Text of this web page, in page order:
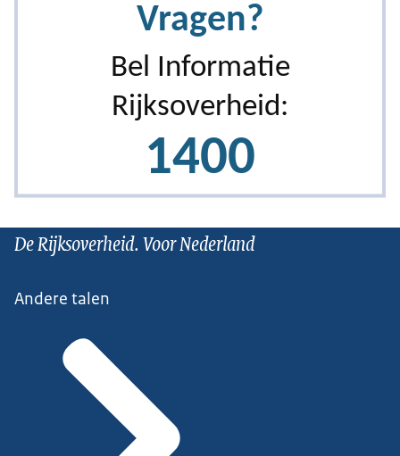
De Rijksoverheid. Voor Nederland
Andere talen